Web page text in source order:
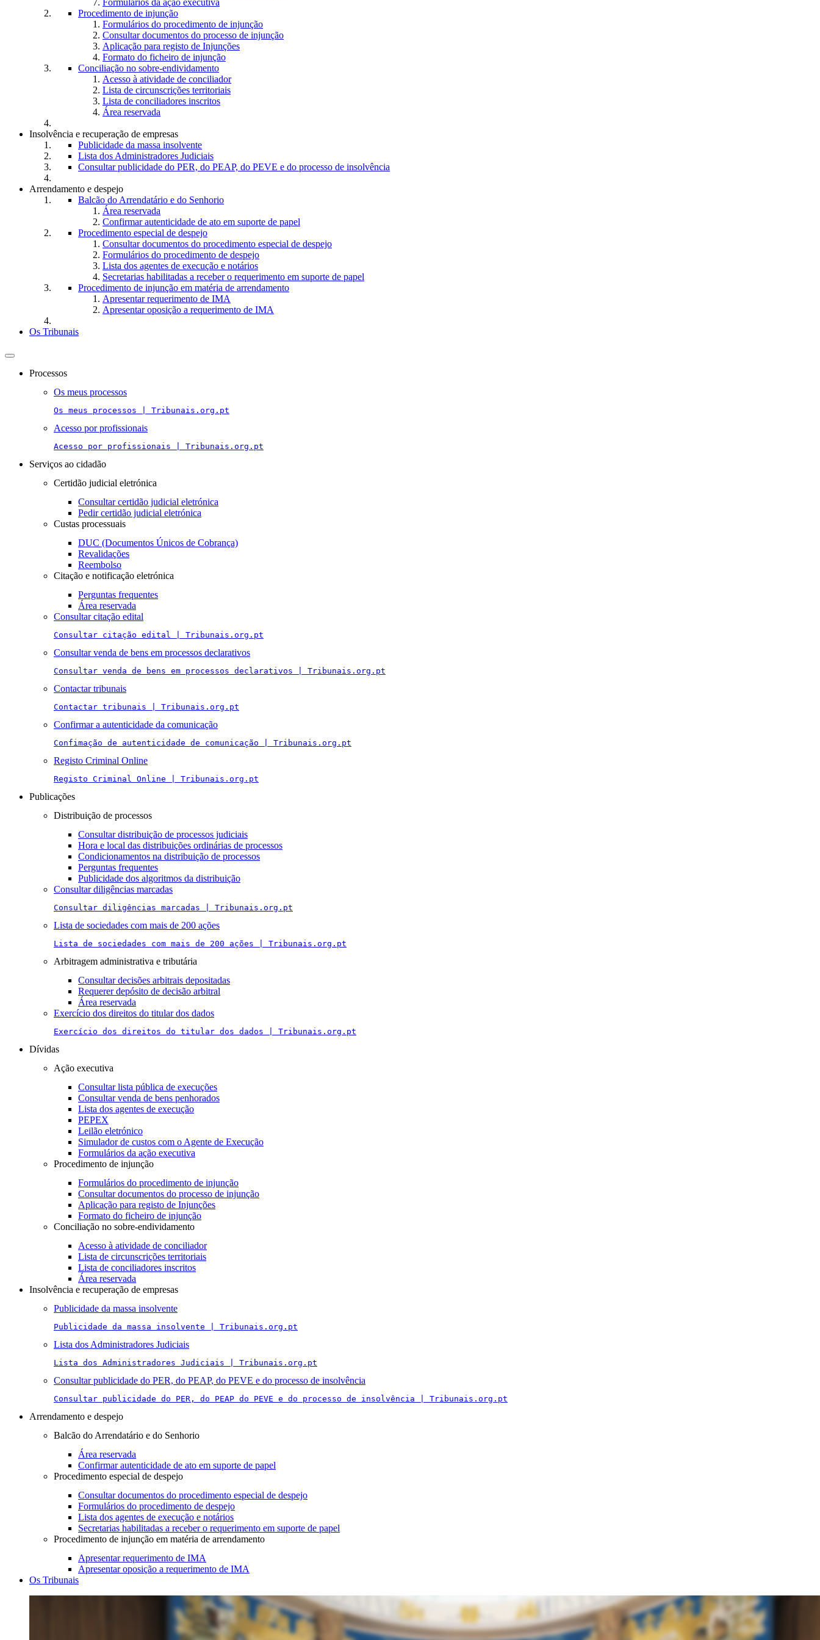
Formulários da ação executiva
Procedimento de injunção
Formulários do procedimento de injunção
Consultar documentos do processo de injunção
Aplicação para registo de Injunções
Formato do ficheiro de injunção
Conciliação no sobre-endividamento
Acesso à atividade de conciliador
Lista de circunscrições territoriais
Lista de conciliadores inscritos
Área reservada
Insolvência e recuperação de empresas
Publicidade da massa insolvente
Lista dos Administradores Judiciais
Consultar publicidade do PER, do PEAP, do PEVE e do processo de insolvência
Arrendamento e despejo
Balcão do Arrendatário e do Senhorio
Área reservada
Confirmar autenticidade de ato em suporte de papel
Procedimento especial de despejo
Consultar documentos do procedimento especial de despejo
Formulários do procedimento de despejo
Lista dos agentes de execução e notários
Secretarias habilitadas a receber o requerimento em suporte de papel
Procedimento de injunção em matéria de arrendamento
Apresentar requerimento de IMA
Apresentar oposição a requerimento de IMA
Os Tribunais
Toggle
navigationProcessos
Os meus processos
Os meus processos | Tribunais.org.pt
Acesso por profissionais
Acesso por profissionais | Tribunais.org.pt
Serviços ao cidadão
Certidão judicial eletrónica
Consultar certidão judicial eletrónica
Pedir certidão judicial eletrónica
Custas processuais
DUC (Documentos Únicos de Cobrança)
Revalidações
Reembolso
Citação e notificação eletrónica
Perguntas frequentes
Área reservada
Consultar citação edital
Consultar citação edital | Tribunais.org.pt
Consultar venda de bens em processos declarativos
Consultar venda de bens em processos declarativos | Tribunais.org.pt
Contactar tribunais
Contactar tribunais | Tribunais.org.pt
Confirmar a autenticidade da comunicação
Confimação de autenticidade de comunicação | Tribunais.org.pt
Registo Criminal Online
Registo Criminal Online | Tribunais.org.pt
Publicações
Distribuição de processos
Consultar distribuição de processos judiciais
Hora e local das distribuições ordinárias de processos
Condicionamentos na distribuição de processos
Perguntas frequentes
Publicidade dos algoritmos da distribuição
Consultar diligências marcadas
Consultar diligências marcadas | Tribunais.org.pt
Lista de sociedades com mais de 200 ações
Lista de sociedades com mais de 200 ações | Tribunais.org.pt
Arbitragem administrativa e tributária
Consultar decisões arbitrais depositadas
Requerer depósito de decisão arbitral
Área reservada
Exercício dos direitos do titular dos dados
Exercício dos direitos do titular dos dados | Tribunais.org.pt
Dívidas
Ação executiva
Consultar lista pública de execuções
Consultar venda de bens penhorados
Lista dos agentes de execução
PEPEX
Leilão eletrónico
Simulador de custos com o Agente de Execução
Formulários da ação executiva
Procedimento de injunção
Formulários do procedimento de injunção
Consultar documentos do processo de injunção
Aplicação para registo de Injunções
Formato do ficheiro de injunção
Conciliação no sobre-endividamento
Acesso à atividade de conciliador
Lista de circunscrições territoriais
Lista de conciliadores inscritos
Área reservada
Insolvência e recuperação de empresas
Publicidade da massa insolvente
Publicidade da massa insolvente | Tribunais.org.pt
Lista dos Administradores Judiciais
Lista dos Administradores Judiciais | Tribunais.org.pt
Consultar publicidade do PER, do PEAP, do PEVE e do processo de insolvência
Consultar publicidade do PER, do PEAP do PEVE e do processo de insolvência | Tribunais.org.pt
Arrendamento e despejo
Balcão do Arrendatário e do Senhorio
Área reservada
Confirmar autenticidade de ato em suporte de papel
Procedimento especial de despejo
Consultar documentos do procedimento especial de despejo
Formulários do procedimento de despejo
Lista dos agentes de execução e notários
Secretarias habilitadas a receber o requerimento em suporte de papel
Procedimento de injunção em matéria de arrendamento
Apresentar requerimento de IMA
Apresentar oposição a requerimento de IMA
Os Tribunais